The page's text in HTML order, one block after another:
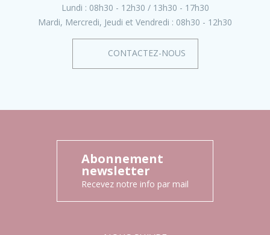
Lundi : 08h30 - 12h30
13h30 - 17h30
Mardi, Mercredi, Jeudi et Vendredi : 08h30 - 12h30
CONTACTEZ-NOUS
Abonnement
newsletter
Recevez notre info par mail